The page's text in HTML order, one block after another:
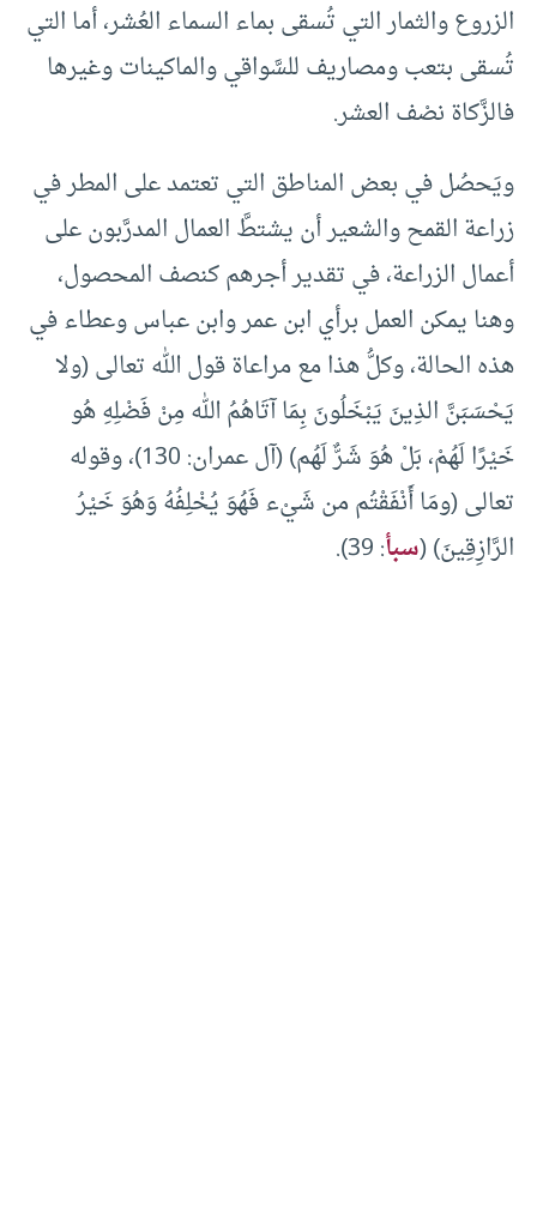
الزروع والثمار التي تُسقى بماء السماء العُشر، أما التي
تُسقى بتعب ومصاريف للسَّواقي والماكينات وغيرها
فالزَّكاة نصْف العشر.
ويَحصُل في بعض المناطق التي تعتمد على المطر في
زراعة القمح والشعير أن يشتطَّ العمال المدرَّبون على
أعمال الزراعة، في تقدير أجرهم كنصف المحصول،
وهنا يمكن العمل برأي ابن عمر وابن عباس وعطاء في
هذه الحالة، وكلُّ هذا مع مراعاة قول الله تعالى (ولا
يَحْسَبَنَّ الذِينَ يَبْخَلُونَ بِمَا آتَاهُمُ الله مِنْ فَضْلِهِ هُو
خَيْرًا لَهُمْ، بَلْ هُوَ شَرٌّ لَهُم) (آل عمران: 130)، وقوله
تعالى (ومَا أَنْفَقْتُم من شَيْء فَهُوَ يُخْلِفُهُ وَهُوَ خَيْرُ
الرَّازِقِينَ) (سبأ: 39).